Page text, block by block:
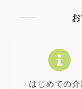
はじめての介